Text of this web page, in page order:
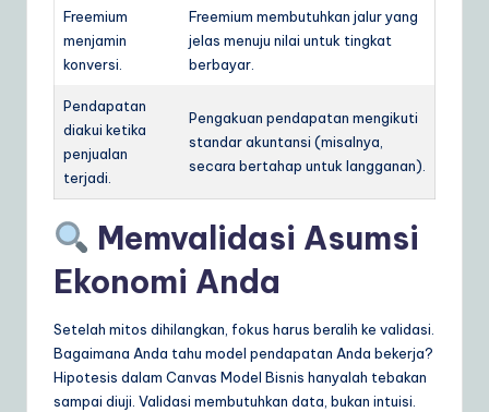
Freemium
menjamin
konversi.
Freemium membutuhkan jalur yang
jelas menuju nilai untuk tingkat
berbayar.
Pendapatan
diakui ketika
penjualan
terjadi.
Pengakuan pendapatan mengikuti
standar akuntansi (misalnya,
secara bertahap untuk langganan).
Memvalidasi Asumsi
Ekonomi Anda
Setelah mitos dihilangkan, fokus harus beralih ke validasi.
Bagaimana Anda tahu model pendapatan Anda bekerja?
Hipotesis dalam Canvas Model Bisnis hanyalah tebakan
sampai diuji. Validasi membutuhkan data, bukan intuisi.